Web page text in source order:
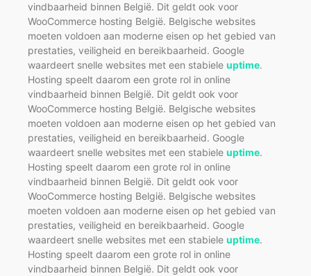
vindbaarheid binnen België. Dit geldt ook voor
WooCommerce hosting België. Belgische websites
moeten voldoen aan moderne eisen op het gebied van
prestaties, veiligheid en bereikbaarheid. Google
waardeert snelle websites met een stabiele uptime.
Hosting speelt daarom een grote rol in online
vindbaarheid binnen België. Dit geldt ook voor
WooCommerce hosting België. Belgische websites
moeten voldoen aan moderne eisen op het gebied van
prestaties, veiligheid en bereikbaarheid. Google
waardeert snelle websites met een stabiele uptime.
Hosting speelt daarom een grote rol in online
vindbaarheid binnen België. Dit geldt ook voor
WooCommerce hosting België. Belgische websites
moeten voldoen aan moderne eisen op het gebied van
prestaties, veiligheid en bereikbaarheid. Google
waardeert snelle websites met een stabiele uptime.
Hosting speelt daarom een grote rol in online
vindbaarheid binnen België. Dit geldt ook voor